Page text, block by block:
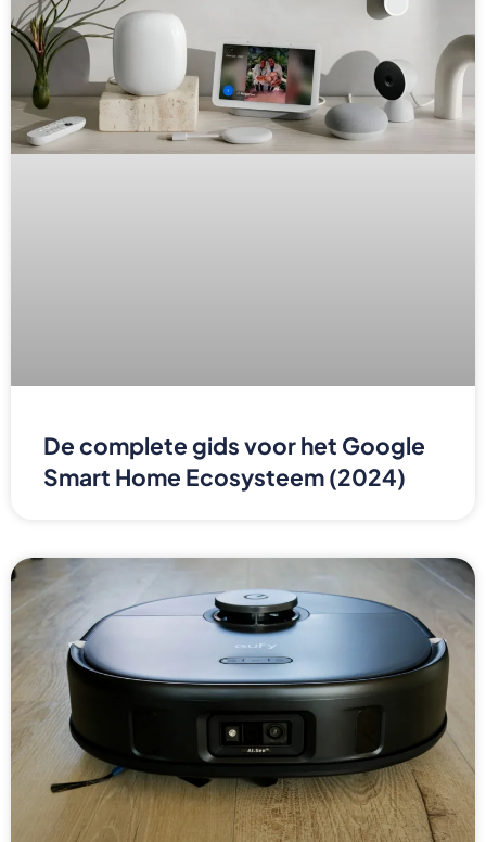
De complete gids voor het Google
Smart Home Ecosysteem (2024)